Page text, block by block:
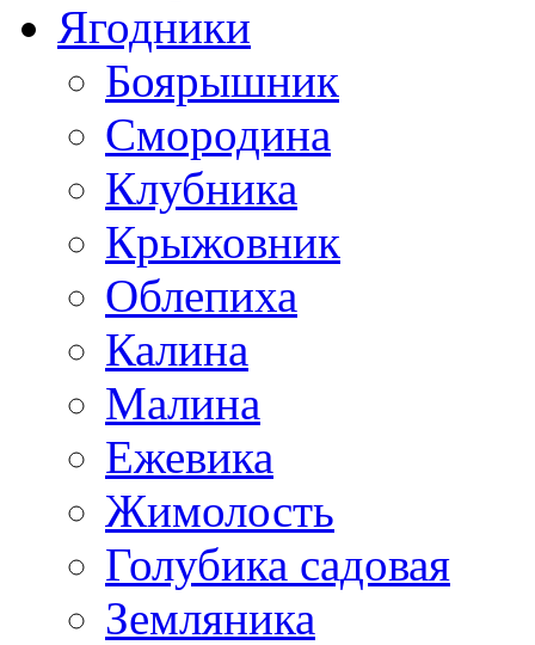
Ягодники
Боярышник
Смородина
Клубника
Крыжовник
Облепиха
Калина
Малина
Ежевика
Жимолость
Голубика садовая
Земляника